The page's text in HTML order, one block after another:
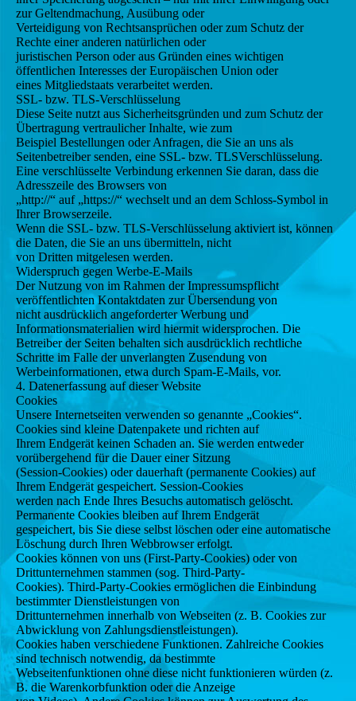
zur Geltendmachung, Ausübung oder
Verteidigung von Rechtsansprüchen oder zum Schutz der
Rechte einer anderen natürlichen oder
juristischen Person oder aus Gründen eines wichtigen
öffentlichen Interesses der Europäischen Union oder
eines Mitgliedstaats verarbeitet werden.
SSL- bzw. TLS-Verschlüsselung
Diese Seite nutzt aus Sicherheitsgründen und zum Schutz der
Übertragung vertraulicher Inhalte, wie zum
Beispiel Bestellungen oder Anfragen, die Sie an uns als
Seitenbetreiber senden, eine SSL- bzw. TLSVerschlüsselung.
Eine verschlüsselte Verbindung erkennen Sie daran, dass die
Adresszeile des Browsers von
„http://“ auf „https://“ wechselt und an dem Schloss-Symbol in
Ihrer Browserzeile.
Wenn die SSL- bzw. TLS-Verschlüsselung aktiviert ist, können
die Daten, die Sie an uns übermitteln, nicht
von Dritten mitgelesen werden.
Widerspruch gegen Werbe-E-Mails
Der Nutzung von im Rahmen der Impressumspflicht
veröffentlichten Kontaktdaten zur Übersendung von
nicht ausdrücklich angeforderter Werbung und
Informationsmaterialien wird hiermit widersprochen. Die
Betreiber der Seiten behalten sich ausdrücklich rechtliche
Schritte im Falle der unverlangten Zusendung von
Werbeinformationen, etwa durch Spam-E-Mails, vor.
4. Datenerfassung auf dieser Website
Cookies
Unsere Internetseiten verwenden so genannte „Cookies“.
Cookies sind kleine Datenpakete und richten auf
Ihrem Endgerät keinen Schaden an. Sie werden entweder
vorübergehend für die Dauer einer Sitzung
(Session-Cookies) oder dauerhaft (permanente Cookies) auf
Ihrem Endgerät gespeichert. Session-Cookies
werden nach Ende Ihres Besuchs automatisch gelöscht.
Permanente Cookies bleiben auf Ihrem Endgerät
gespeichert, bis Sie diese selbst löschen oder eine automatische
Löschung durch Ihren Webbrowser erfolgt.
Cookies können von uns (First-Party-Cookies) oder von
Drittunternehmen stammen (sog. Third-Party-
Cookies). Third-Party-Cookies ermöglichen die Einbindung
bestimmter Dienstleistungen von
Drittunternehmen innerhalb von Webseiten (z. B. Cookies zur
Abwicklung von Zahlungsdienstleistungen).
Cookies haben verschiedene Funktionen. Zahlreiche Cookies
sind technisch notwendig, da bestimmte
Webseitenfunktionen ohne diese nicht funktionieren würden (z.
B. die Warenkorbfunktion oder die Anzeige